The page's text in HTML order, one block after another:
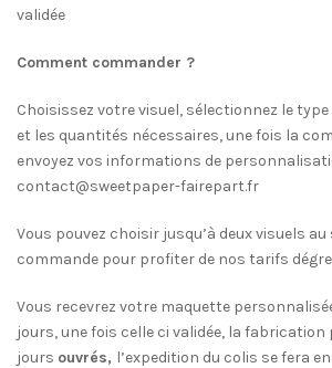
validée
Comment commander ?
Choisissez votre visuel, sélectionnez le
et les quantités nécessaires, une fois la
envoyez vos informations de
contact@sweetpaper-fairepart.fr
Vous pouvez choisir jusqu’à deux visuels au
commande pour profiter de nos tarifs
Vous recevrez votre maquette
jours, une fois celle ci validée, la fabrication
jours ouvrés, l’expedition du colis se fera